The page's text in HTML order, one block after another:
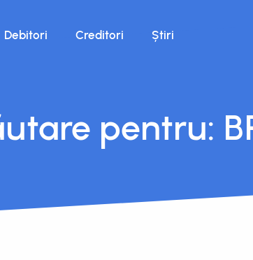
Debitori Creditori Știri
pentru: